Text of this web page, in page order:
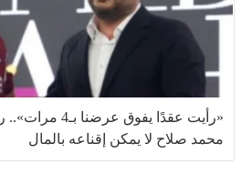
«رأيت عقدًا يفوق
محمد صلاح لا يمكن إقناعه بالمال